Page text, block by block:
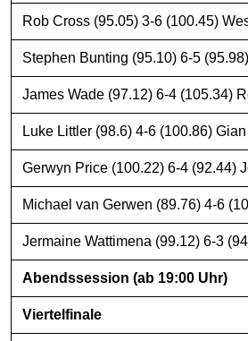
Rob Cross (95.05) 3-6 (100.45)
Stephen Bunting (95.10) 6-5
James Wade (97.12) 6-4 (105.34)
Luke Littler (98.6) 4-6 (100.86)
Gerwyn Price (100.22) 6-4 (92.44)
Michael van Gerwen (89.76) 4-6
Jermaine Wattimena (99.12) 6-3
Abendssession (ab 19:00 Uhr)
Viertelfinale